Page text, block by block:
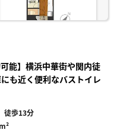
能】横浜中華街や関内徒
も近く便利なバストイレ
徒歩13分